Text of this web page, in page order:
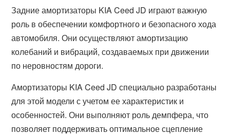
Задние амортизаторы KIA Ceed JD играют важную
роль в обеспечении комфортного и безопасного хода
автомобиля. Они осуществляют амортизацию
колебаний и вибраций, создаваемых при движении
по неровностям дороги.
Амортизаторы KIA Ceed JD специально разработаны
для этой модели с учетом ее характеристик и
особенностей. Они выполняют роль демпфера, что
позволяет поддерживать оптимальное сцепление